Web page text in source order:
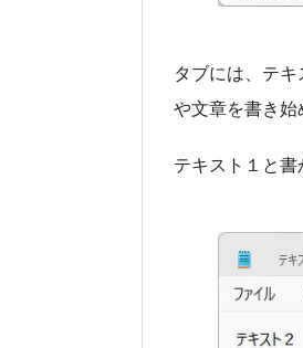
タブには、テ
や文章を書き始
テキスト１と